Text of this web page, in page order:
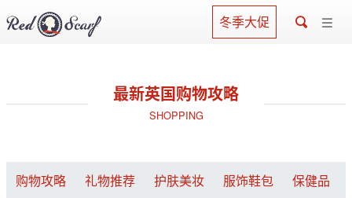
冬季大促
最新英国购物攻略
SHOPPING
购物攻略 礼物推荐 护肤美妆 服饰鞋包 保健品